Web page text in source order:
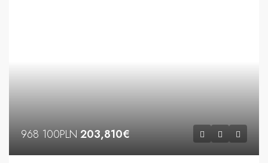
968 100PLN 203,810€